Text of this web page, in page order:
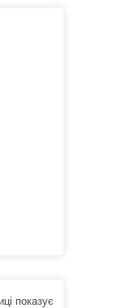
показує